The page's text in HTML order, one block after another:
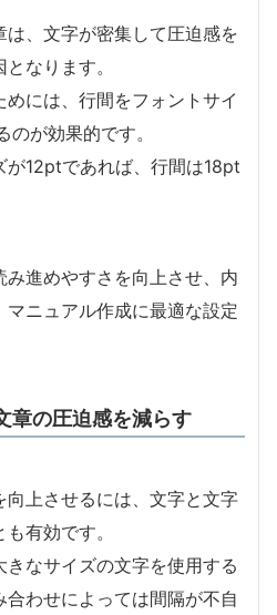
、文字が密集して圧迫感を
なります。
には、行間をフォントサイ
のが効果的です。
が12ptであれば、行間は18pt
進めやすさを向上させ、内
ニュアル作成に最適な設定
章の圧迫感を減らす
上させるには、文字と文字
有効です。
なサイズの文字を使用する
わせによっては間隔が不自